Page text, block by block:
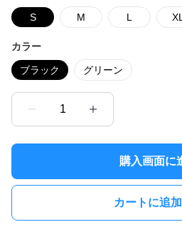
S M L XL
カラー
ブラック グリーン
1
購入画面に
カートに追